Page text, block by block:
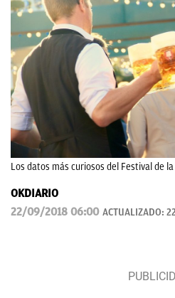
Los datos más curiosos del Festival de la
OKDIARIO
22/09/2018 06:00 ACTUALIZADO: